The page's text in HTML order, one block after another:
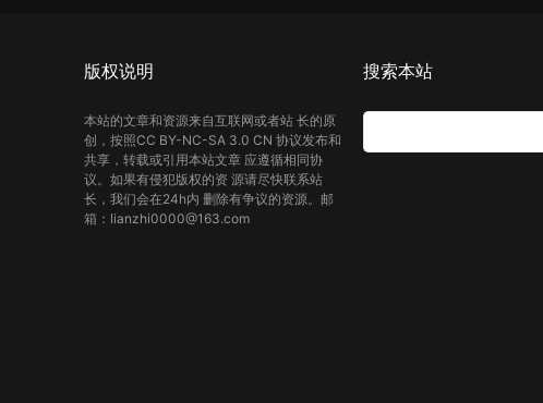
版权说明
本站的文章和资源来自互联网或者站 长的原
创，按照CC BY-NC-SA 3.0 CN 协议发布和
共享，转载或引用本站文章 应遵循相同协
议。如果有侵犯版权的资 源请尽快联系站
长，我们会在24h内 删除有争议的资源。邮
箱：lianzhi0000@163.com
搜索本站